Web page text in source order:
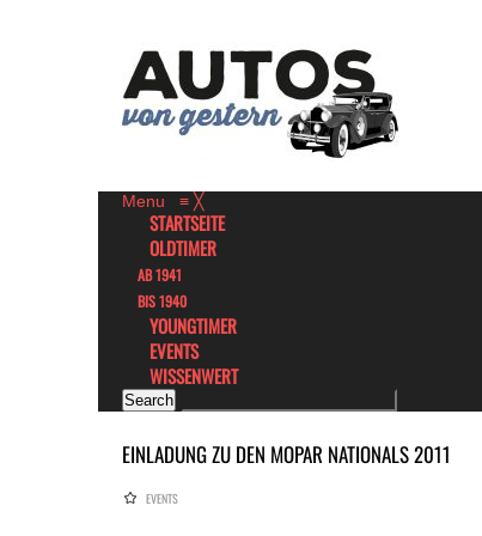
Menu ≡ ╳
STARTSEITE
OLDTIMER
AB 1941
BIS 1940
YOUNGTIMER
EVENTS
WISSENWERT
EINLADUNG ZU DEN MOPAR NATIONALS 2011
EVENTS